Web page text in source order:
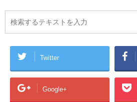
Twitter
Google+